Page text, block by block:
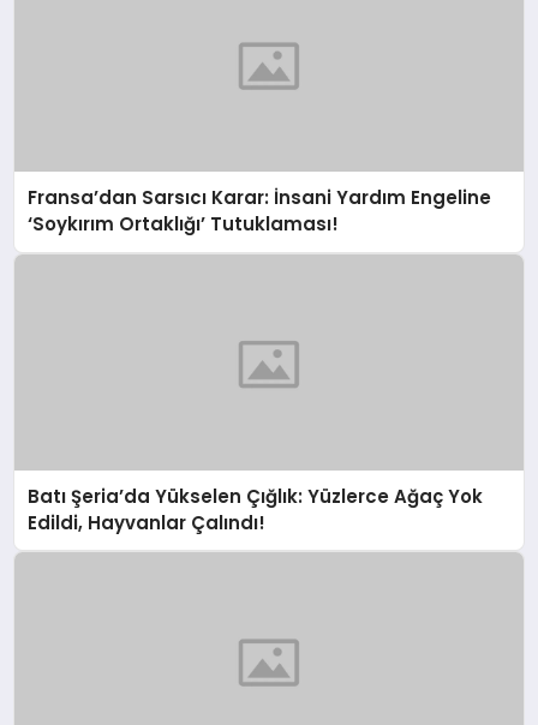
Fransa’dan Sarsıcı Karar: İnsani Yardım Engeline
‘Soykırım Ortaklığı’ Tutuklaması!
Batı Şeria’da Yükselen Çığlık: Yüzlerce Ağaç Yok
Edildi, Hayvanlar Çalındı!